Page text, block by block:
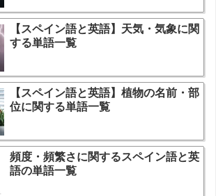
【スペイン語と英語】天気・気象に関
する単語一覧
【スペイン語と英語】植物の名前・部
位に関する単語一覧
頻度・頻繁さに関するスペイン語と英
語の単語一覧